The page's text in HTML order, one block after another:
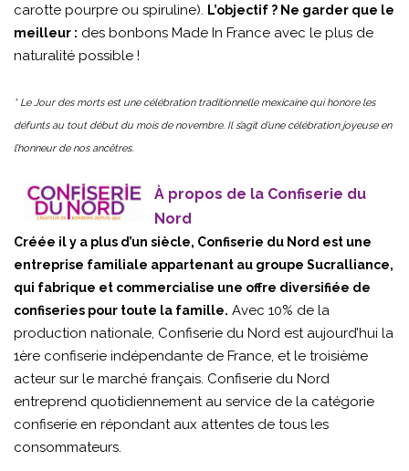
carotte pourpre ou spiruline). L’objectif ? Ne garder que le
meilleur : des bonbons Made In France avec le plus de
naturalité possible !
* Le Jour des morts est une célébration traditionnelle mexicaine qui honore les
défunts au tout début du mois de novembre. Il s’agit d’une célébration joyeuse en
l’honneur de nos ancêtres.
À propos de la Confiserie du
Nord
Créée il y a plus d’un siècle, Confiserie du Nord est une
entreprise familiale appartenant au groupe Sucralliance,
qui fabrique et commercialise une offre diversifiée de
confiseries pour toute la famille. Avec 10% de la
production nationale, Confiserie du Nord est aujourd’hui la
1ère confiserie indépendante de France, et le troisième
acteur sur le marché français. Confiserie du Nord
entreprend quotidiennement au service de la catégorie
confiserie en répondant aux attentes de tous les
consommateurs.